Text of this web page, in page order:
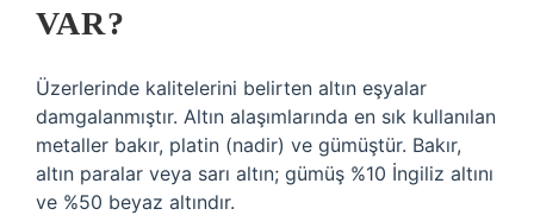
VAR?
Üzerlerinde kalitelerini belirten altın eşyalar
damgalanmıştır. Altın alaşımlarında en sık kullanılan
metaller bakır, platin (nadir) ve gümüştür. Bakır,
altın paralar veya sarı altın; gümüş %10 İngiliz altını
ve %50 beyaz altındır.